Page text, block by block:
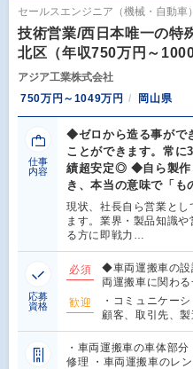
セールスエンジニア（機械・自動車）
技術営業/西日本唯一の特
北区（年収750万円～1000
アジア工業株式会社
750万円～1049万円
岡山県
仕事
内容
◆ゼロから造る事がで
ことができます。常に
績超安定◎ ◆自ら製作
き、本当の意味で「
現状、社長自ら営業と
ます。業界・製品知識
る方に即戦力…
応募
資格
必須
◆車両運搬車の設
両運搬車に関わ
歓迎
・コミュニケー
顧客、取引先、
・車両運搬車の車体部
修理 ・車両運搬車のレ